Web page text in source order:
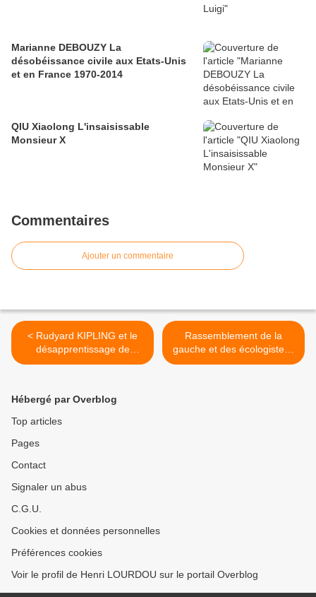
Marianne DEBOUZY La
désobéissance civile aux Etats-Unis
et en France 1970-2014
QIU Xiaolong L'insaisissable
Monsieur X
Commentaires
Ajouter un commentaire
< Rudyard KIPLING et le
désapprentissage de
l'apologie guerrière
Rassemblement de la
gauche et des écologistes :
verre à moitié vide ou verre
Hébergé par Overblog
Top articles
Pages
Contact
Signaler un abus
C.G.U.
Cookies et données personnelles
Préférences cookies
Voir le profil de Henri LOURDOU sur le portail Overblog